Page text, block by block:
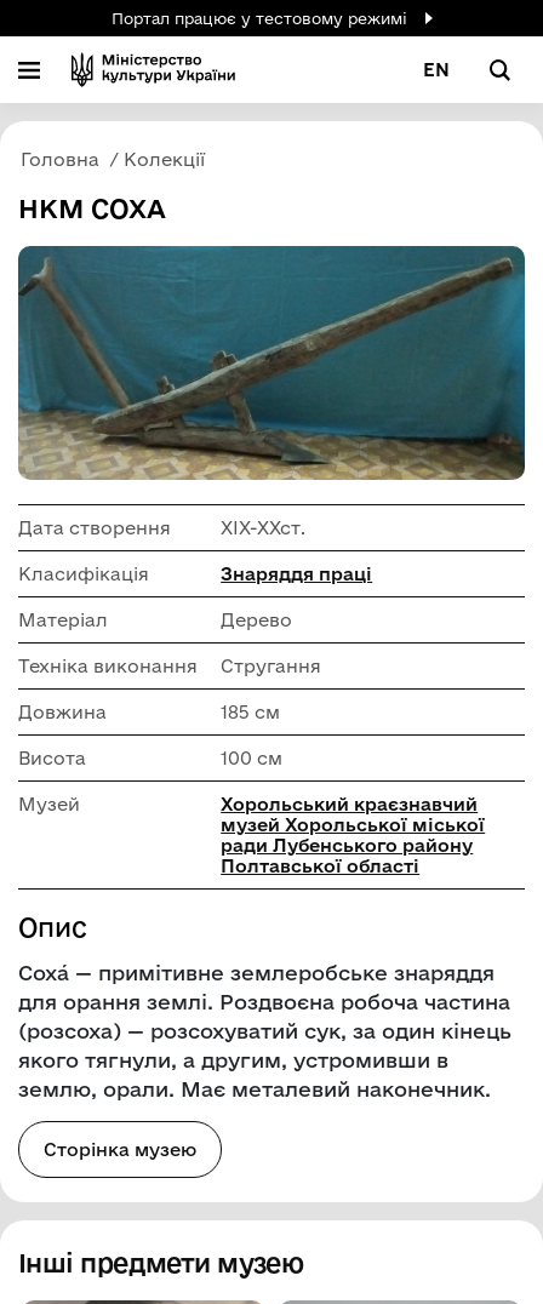
Портал працює у тестовому режимі
EN
Головна Колекції
НКМ СОХА
Дата створення ХІХ-ХХст.
Класифікація Знаряддя праці
Матеріал Дерево
Техніка виконання Стругання
Довжина 185 см
Висота 100 см
Музей
Хорольський краєзнавчий
музей Хорольської міської
ради Лубенського району
Полтавської області
Опис
Соха́ — примітивне землеробське знаряддя
для орання землі. Роздвоєна робоча частина
(розсоха) — розсохуватий сук, за один кінець
якого тягнули, а другим, устромивши в
землю, орали. Має металевий наконечник.
Сторінка музею
Інші предмети музею